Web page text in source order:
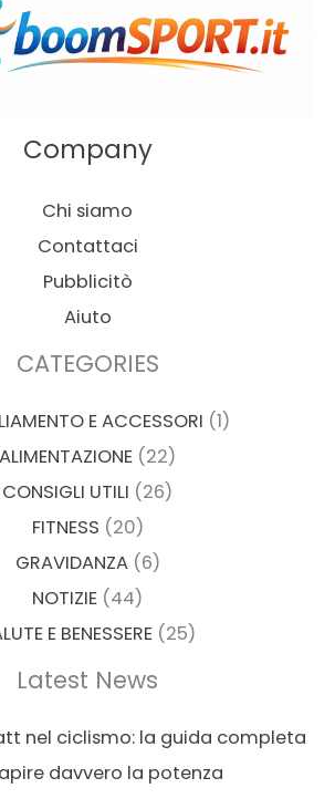
Company
Chi siamo
Contattaci
Pubblicitò
Aiuto
CATEGORIES
E ACCESSORI (1)
ALIMENTAZIONE (22)
CONSIGLI UTILI (26)
FITNESS (20)
GRAVIDANZA(6)
NOTIZIE (44)
E BENESSERE(25)
Latest News
nel ciclismo: la guida completa
davvero la potenza